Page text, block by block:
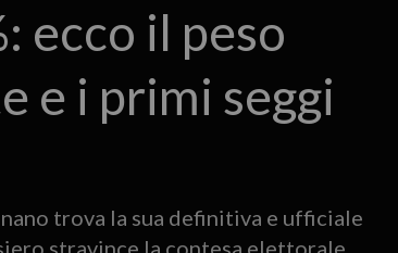
ecco il peso
e i primi seggi
trova la sua definitiva e ufficiale